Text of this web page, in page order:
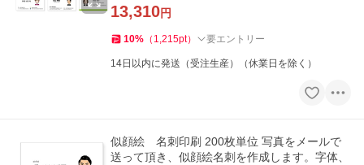
13,310円
10% （ 1,215pt） 要エントリー
14日以内に発送（受注生産）（休業日を除く）
似顔絵 名刺印刷 200枚単位 写真をメールで
送って頂き、似顔絵名刺を作成します。字体、